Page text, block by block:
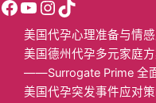
美国代孕心理准备与情感
美国德州代孕多元家庭
——Surrogate Prime 全
美国代孕突发事件应对